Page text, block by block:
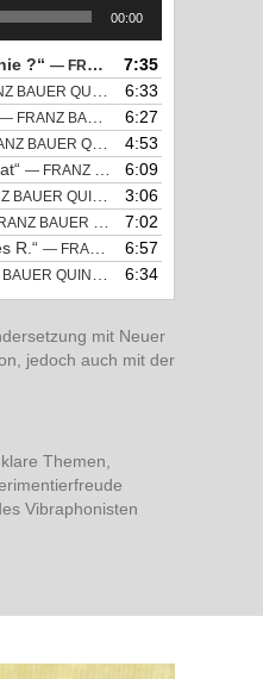
00:00
?“ — FRANZ BAUER QUINTETT
7:35
QUINTETT
6:33
— FRANZ BAUER QUINTETT
6:27
BAUER QUINTETT
4:53
— FRANZ BAUER QUINTETT
6:09
QUINTETT
3:06
BAUER QUINTETT
7:02
R.“ — FRANZ BAUER QUINTETT
6:57
QUINTETT 6:34
mit Neuer
jedoch auch mit der
Themen,
Vibraphonisten